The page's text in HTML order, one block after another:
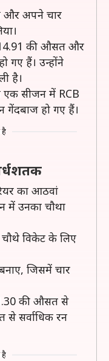
और अपने चार
की औसत और
गए हैं। उन्होंने
है।
एक सीजन में RCB
गेंदबाज हो गए हैं।
है
का आठवां
में उनका चौथा
चौथे विकेट के लिए
जिसमें चार
की औसत से
से सर्वाधिक रन
है